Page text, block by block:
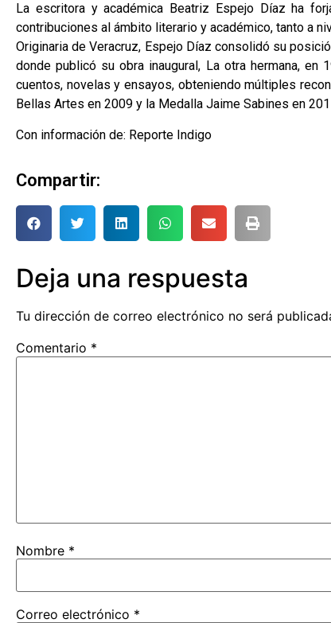
La escritora y académica Beatriz Espejo Díaz ha
contribuciones al ámbito literario y académico, tanto a
Originaria de Veracruz, Espejo Díaz consolidó su
donde publicó su obra inaugural, La otra hermana,
cuentos, novelas y ensayos, obteniendo múltiples
Bellas Artes en 2009 y la Medalla Jaime Sabines en
Con información de: Reporte Indigo
Compartir:
Deja una respuesta
Tu dirección de correo electrónico no será
Comentario *
Nombre *
Correo electrónico *